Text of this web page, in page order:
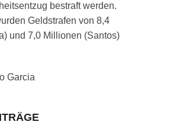
bestraft werden.
Geldstrafen von 8,4
und 7,0 Millionen (Santos)
Garcia